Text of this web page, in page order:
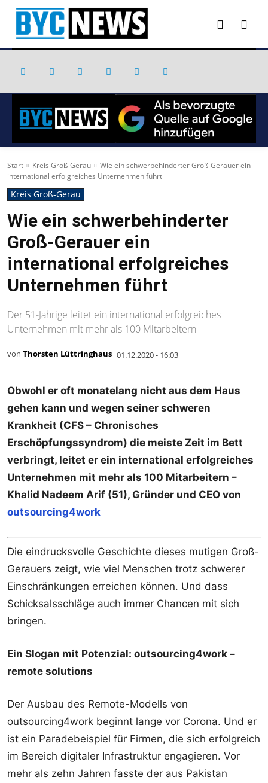
Start Kreis Groß-Gerau
Wie ein schwerbehinderter Groß-Gerauer ein
international erfolgreiches Unternehmen führt
Kreis Groß-Gerau
Wie ein schwerbehinderter
Groß-Gerauer ein
international erfolgreiches
Unternehmen führt
Der 51-Jährige leitet ein international erfolgreiches
Unternehmen mit mehr als 100 Mitarbeitern
von Thorsten Lüttringhaus 01.12.2020 - 16:03
Obwohl er oft monatelang nicht aus dem Haus
gehen kann und wegen seiner schweren
Krankheit (CFS – Chronisches
Erschöpfungssyndrom) die meiste Zeit im Bett
verbringt, leitet er ein international erfolgreiches
Unternehmen mit mehr als 100 Mitarbeitern –
Khalid Nadeem Arif (51), Gründer und CEO von
outsourcing4work
Die eindrucksvolle Geschichte dieses mutigen Groß-
Gerauers zeigt, wie viel Menschen trotz schwerer
Einschränkungen erreichen können. Und dass
Schicksalsschläge auch immer Chancen mit sich
bringen.
Ein Slogan mit Potenzial: outsourcing4work –
remote solutions
Der Ausbau des Remote-Modells von
outsourcing4work beginnt lange vor Corona. Und er
ist ein Paradebeispiel für Firmen, die sich erfolgreich
im Bereich digitaler Infrastruktur engagieren. Vor
mehr als zehn Jahren fasste der aus Pakistan